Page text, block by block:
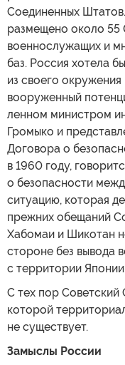
Соединенных
размещено около 55
военнослужащих и
баз. Россия хотела
из своего
вооруженный
ленном министром
Громыко и
Договора о
в 1960 году,
о безопасности
ситуацию, которая
прежних обещаний
Хабомаи и Шикотан
стороне без вывода
с территории
С тех пор Советский
которой
не существует.
Замыслы России